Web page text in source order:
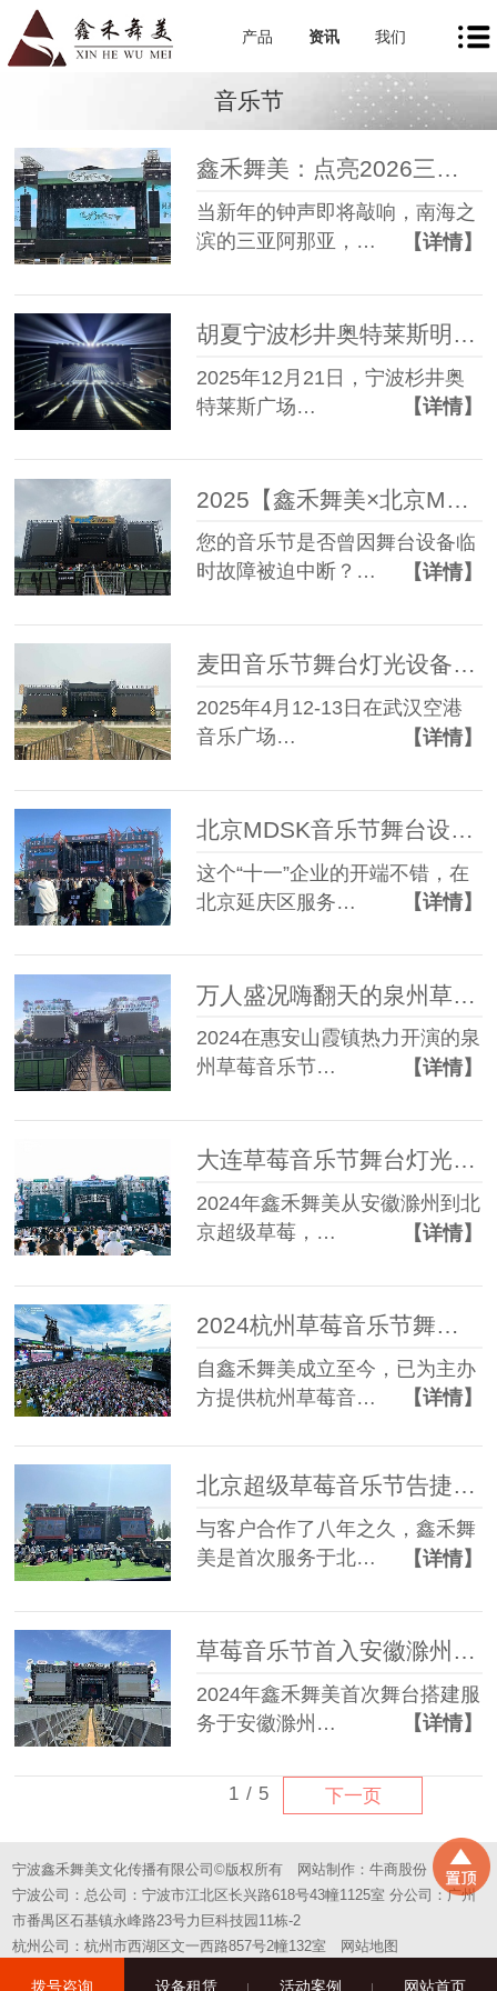
产品 资讯 我们
音乐节
鑫禾舞美：点亮2026三亚阿那亚新春音乐会
当新年的钟声即将敲响，南海之
滨的三亚阿那亚，…
【详情】
胡夏宁波杉井奥特莱斯明星见面会舞台搭建与设备服务圆满成功
2025年12月21日，宁波杉井奥
特莱斯广场…
【详情】
您的音乐节是否曾因舞台设备临
时故障被迫中断？…
【详情】
麦田音乐节舞台灯光设备租赁搭建服务成功案例
2025年4月12-13日在武汉空港
音乐广场…
【详情】
北京MDSK音乐节舞台设备租赁服务成功案例
这个“十一”企业的开端不错，在
北京延庆区服务…
【详情】
万人盛况嗨翻天的泉州草莓音乐节舞台搭建服务商
2024在惠安山霞镇热力开演的泉
州草莓音乐节…
【详情】
大连草莓音乐节舞台灯光设备租赁成功案例
2024年鑫禾舞美从安徽滁州到北
京超级草莓，…
【详情】
2024杭州草莓音乐节舞台设备租赁搭建成功案例
自鑫禾舞美成立至今，已为主办
方提供杭州草莓音…
【详情】
北京超级草莓音乐节告捷鑫禾舞美分享成功案例经验
与客户合作了八年之久，鑫禾舞
美是首次服务于北…
【详情】
草莓音乐节首入安徽滁州舞台搭建成功案例
2024年鑫禾舞美首次舞台搭建服
务于安徽滁州…
【详情】
1 / 5 下一页
宁波鑫禾舞美文化传播有限公司©版权所有 网站制作：牛商股份
宁波公司：总公司：宁波市江北区长兴路618号43幢1125室 分公司：广州
市番禺区石基镇永峰路23号力巨科技园11栋-2
杭州公司：杭州市西湖区文一西路857号2幢132室
网站地图
拨号咨询 设备租赁 活动案例 网站首页